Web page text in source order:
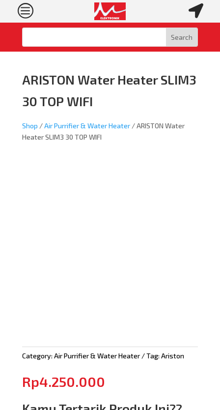
c 
ARISTON Water Heater SLIM3
30 TOP WIFI
Shop /Air Purrifier & Water Heater/ ARISTON Water
Heater SLIM3 30 TOP WIFI
Category: Air Purrifier & Water Heater Tag: Ariston
Rp4.250.000